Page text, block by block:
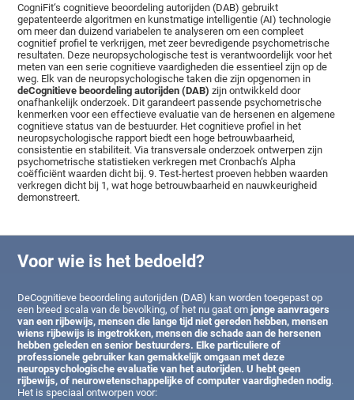
CogniFit‘s cognitieve beoordeling autorijden (DAB) gebruikt
gepatenteerde algoritmen en kunstmatige intelligentie (AI) technologie
om meer dan duizend variabelen te analyseren om een compleet
cognitief profiel te verkrijgen, met zeer bevredigende psychometrische
resultaten. Deze neuropsychologische test is verantwoordelijk voor het
meten van een serie cognitieve vaardigheden die essentieel zijn op de
weg. Elk van de neuropsychologische taken die zijn opgenomen in
deCognitieve beoordeling autorijden (DAB) zijn ontwikkeld door
onafhankelijk onderzoek. Dit garandeert passende psychometrische
kenmerken voor een effectieve evaluatie van de hersenen en algemene
cognitieve status van de bestuurder. Het cognitieve profiel in het
neuropsychologische rapport biedt een hoge betrouwbaarheid,
consistentie en stabiliteit. Via transversale onderzoek ontwerpen zijn
psychometrische statistieken verkregen met Cronbach‘s Alpha
coëfficiënt waarden dicht bij. 9. Test-hertest proeven hebben waarden
verkregen dicht bij 1, wat hoge betrouwbaarheid en nauwkeurigheid
demonstreert.
Voor wie is het bedoeld?
DeCognitieve beoordeling autorijden (DAB) kan worden toegepast op
een breed scala van de bevolking, of het nu gaat omjonge aanvragers
van een rijbewijs, mensen die lange tijd niet gereden hebben, mensen
wiens rijbewijs is ingetrokken, mensen die schade aan de hersenen
hebben geleden en senior bestuurders. Elke particuliere of
professionele gebruiker kan gemakkelijk omgaan met deze
neuropsychologische evaluatie van het autorijden. U hebt geen
rijbewijs, of neurowetenschappelijke of computer vaardigheden nodig.
Het is speciaal ontworpen voor: